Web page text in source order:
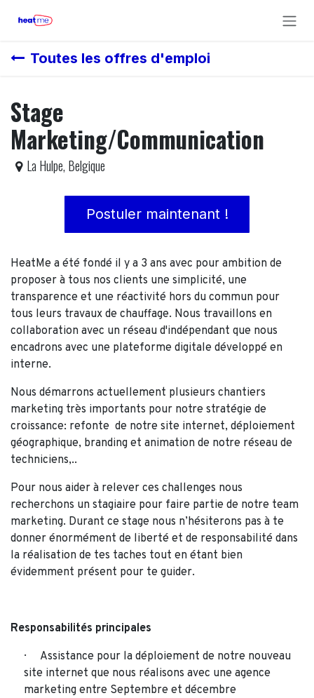
Toutes les offres d'emploi
Stage
Marketing/Communication
La Hulpe, Belgique
Postuler maintenant !
HeatMe a été fondé il y a 3 ans avec pour ambition de
proposer à tous nos clients une simplicité, une
transparence et une réactivité hors du commun pour
tous leurs travaux de chauffage. Nous travaillons en
collaboration avec un réseau d'indépendant que nous
encadrons avec une plateforme digitale développé en
interne.
Nous démarrons actuellement plusieurs chantiers
marketing très importants pour notre stratégie de
croissance: refonte de notre site internet, déploiement
géographique, branding et animation de notre réseau de
techniciens,..
Pour nous aider à relever ces challenges nous
recherchons un stagiaire pour faire partie de notre team
marketing. Durant ce stage nous n’hésiterons pas à te
donner énormément de liberté et de responsabilité dans
la réalisation de tes taches tout en étant bien
évidemment présent pour te guider.
Responsabilités principales
Assistance pour la déploiement de notre nouveau
site internet que nous réalisons avec une agence
marketing entre Septembre et décembre